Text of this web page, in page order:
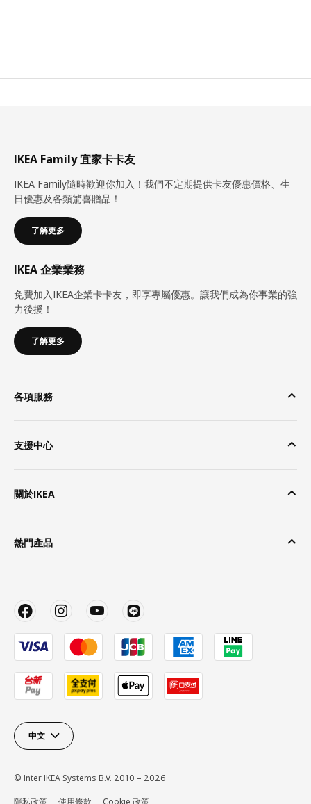
IKEA Family 宜家卡卡友
IKEA Family隨時歡迎你加入！我們不定期提供卡友優惠價格、生
日優惠及各類驚喜贈品！
了解更多
IKEA 企業業務
免費加入IKEA企業卡卡友，即享專屬優惠。讓我們成為你事業的強
力後援！
了解更多
各項服務
支援中心
關於IKEA
熱門產品
中文
© Inter IKEA Systems B.V. 2010 – 2026
隱私政策
使用條款 Cookie 政策